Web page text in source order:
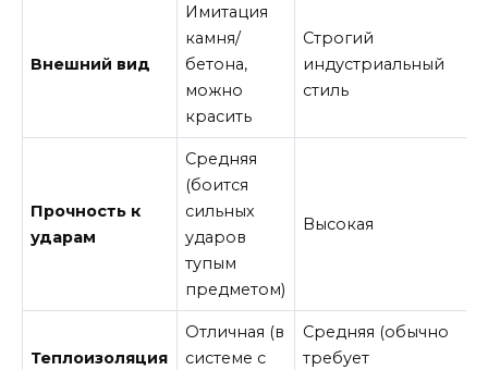
Внешний вид
Имитация
камня/
бетона,
можно
красить
Строгий
индустриальный
стиль
Прочность к
ударам
Средняя
(боится
сильных
ударов
тупым
предметом)
Высокая
Теплоизоляция
Отличная (в
системе с
Средняя (обычно
требует